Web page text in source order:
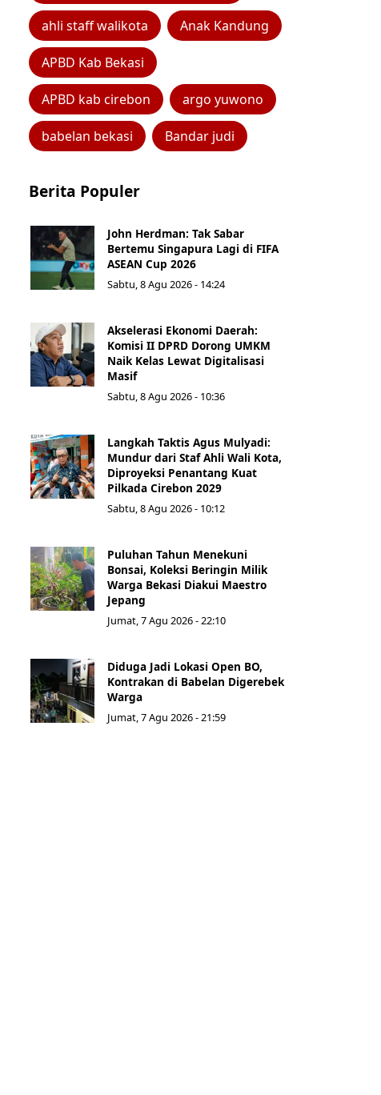
ahli staff walikota Anak Kandung
APBD Kab Bekasi
APBD kab cirebon argo yuwono
babelan bekasi Bandar judi
Berita Populer
John Herdman: Tak Sabar
Bertemu Singapura Lagi di FIFA
ASEAN Cup 2026
Sabtu, 8 Agu 2026 - 14:24
Akselerasi Ekonomi Daerah:
Komisi II DPRD Dorong UMKM
Naik Kelas Lewat Digitalisasi
Masif
Sabtu, 8 Agu 2026 - 10:36
Langkah Taktis Agus Mulyadi:
Mundur dari Staf Ahli Wali Kota,
Diproyeksi Penantang Kuat
Pilkada Cirebon 2029
Sabtu, 8 Agu 2026 - 10:12
Puluhan Tahun Menekuni
Bonsai, Koleksi Beringin Milik
Warga Bekasi Diakui Maestro
Jepang
Jumat, 7 Agu 2026 - 22:10
Diduga Jadi Lokasi Open BO,
Kontrakan di Babelan Digerebek
Warga
Jumat, 7 Agu 2026 - 21:59